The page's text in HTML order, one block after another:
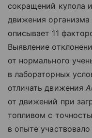
сокращений купола
движения
описывает 11
Выявление
от нормального
в лабораторных
отличать движения
от движений при
топливом с
в опыте